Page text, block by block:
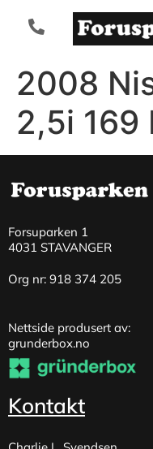
2008
2,5i 169
Forsuparken 1
4031 STAVANGER
Org nr: 918 374 205
Nettside produsert av:
grunderbox.no
Kontakt